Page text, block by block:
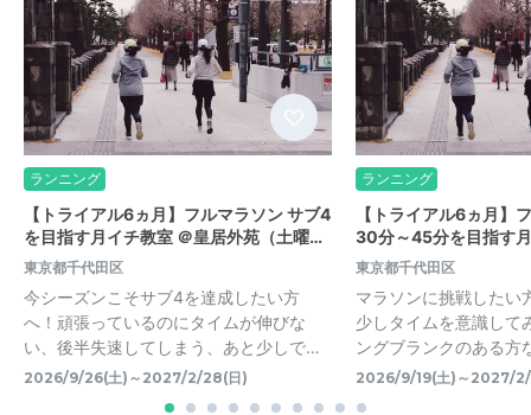
ランニング
【トライアル6ヵ月】フルマラソン サブ4
を目指す月イチ教室 ＠皇居外苑（土曜…
東京都千代田区
今シーズンこそサブ4を達成したい方
へ！頑張っているのにタイムが伸びな
い、後半失速してしまう、あと少しで…
2026/9/26(土)～2027/2/28(日)
ランニング
【トライアル6ヵ月】
30分～45分を目指す
東京都千代田区
マラソンに挑戦したい
少しタイムを意識して
ングブランクのある
2026/9/19(土)～2027/